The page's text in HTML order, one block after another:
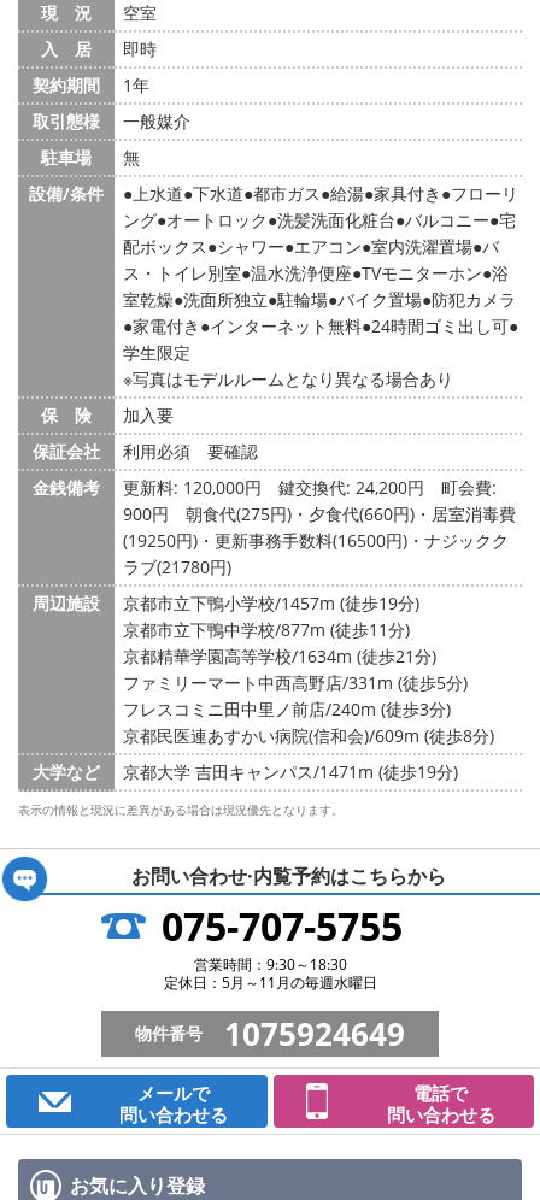
現 況
空室
入 居
即時
契約期間
1年
取引態様
一般媒介
駐車場
無
設備/条件
上水道 下水道 都市ガス 給湯 家具付き
フローリ
ング オートロック 洗髪洗面化粧台 バルコニー 宅
配ボックス シャワー エアコン 室内洗濯置場 バ
ス・トイレ別室 温水洗浄便座 TVモニターホン 浴
室乾燥 洗面所独立 駐輪場 バイク置場 防犯カメラ
家電付き
インターネット無料 24時間ゴミ出し可
学生限定
※写真はモデルルームとなり異なる場合あり
保 険
加入要
保証会社
利用必須 要確認
金銭備考
更新料: 120,000円 鍵交換代: 24,200円
町会費:
900円
朝食代(275円)・夕食代(660円)・居室消毒費
(19250円)・更新事務手数料(16500円)・ナジックク
ラブ(21780円)
周辺施設
京都市立下鴨小学校/1457m (徒歩19分)
京都市立下鴨中学校/877m (徒歩11分)
京都精華学園高等学校/1634m (徒歩21分)
ファミリーマート中西高野店/331m (徒歩5分)
フレスコミニ田中里ノ前店/240m (徒歩3分)
京都民医連あすかい病院(信和会)/609m (徒歩8分)
大学など
京都大学 吉田キャンパス/1471m (徒歩19分)
表示の情報と現況に差異がある場合は現況優先となります。
お問い合わせ·内覧予約はこちらから
075-707-5755
営業時間：9:30～18:30
定休日：5月～11月の毎週水曜日
物件番号 1075924649
メールで
問い合わせる
電話で
問い合わせる
お気に入り登録